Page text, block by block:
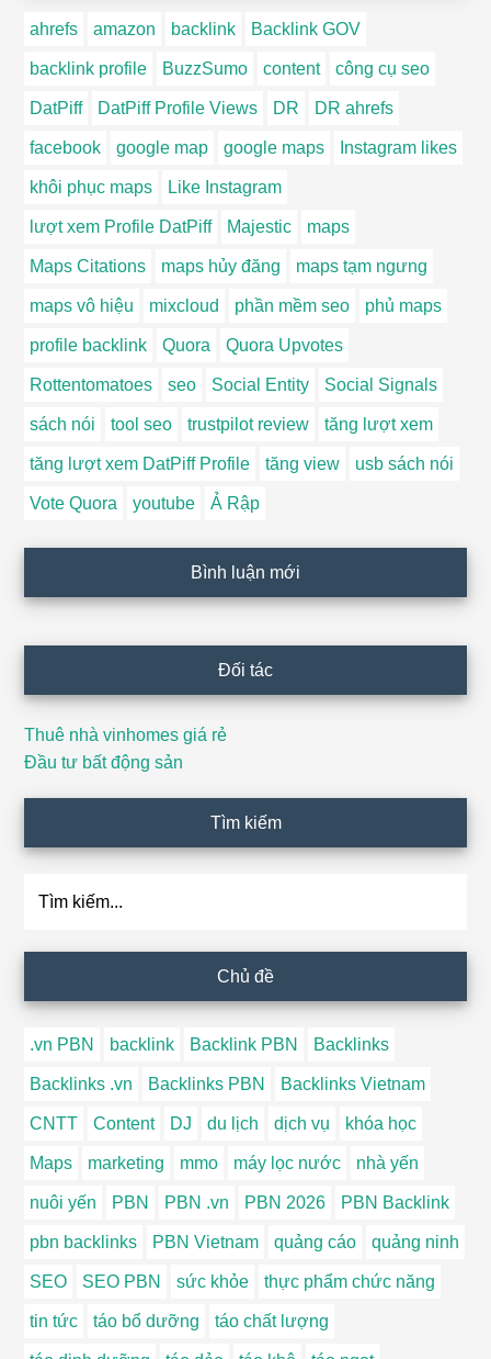
ahrefs amazon backlink Backlink GOV
backlink profile BuzzSumo content công cụ seo
DatPiff DatPiff Profile Views DR DR ahrefs
facebook google map google maps Instagram likes
khôi phục maps Like Instagram
lượt xem Profile DatPiff Majestic maps
Maps Citations maps hủy đăng maps tạm ngưng
maps vô hiệu mixcloud phần mềm seo phủ maps
profile backlink Quora Quora Upvotes
Rottentomatoes seo Social Entity Social Signals
sách nói tool seo trustpilot review tăng lượt xem
tăng lượt xem DatPiff Profile tăng view usb sách nói
Vote Quora youtube Ả Rập
Bình luận mới
Đối tác
Thuê nhà vinhomes giá rẻ
Đầu tư bất động sản
Tìm kiếm
Chủ đề
.vn PBN backlink Backlink PBN Backlinks
Backlinks .vn Backlinks PBN Backlinks Vietnam
CNTT Content DJ du lịch dịch vụ khóa học
Maps marketing mmo máy lọc nước nhà yến
nuôi yến PBN PBN .vn PBN 2026 PBN Backlink
pbn backlinks PBN Vietnam quảng cáo quảng ninh
SEO SEO PBN sức khỏe thực phẩm chức năng
tin tức táo bổ dưỡng táo chất lượng